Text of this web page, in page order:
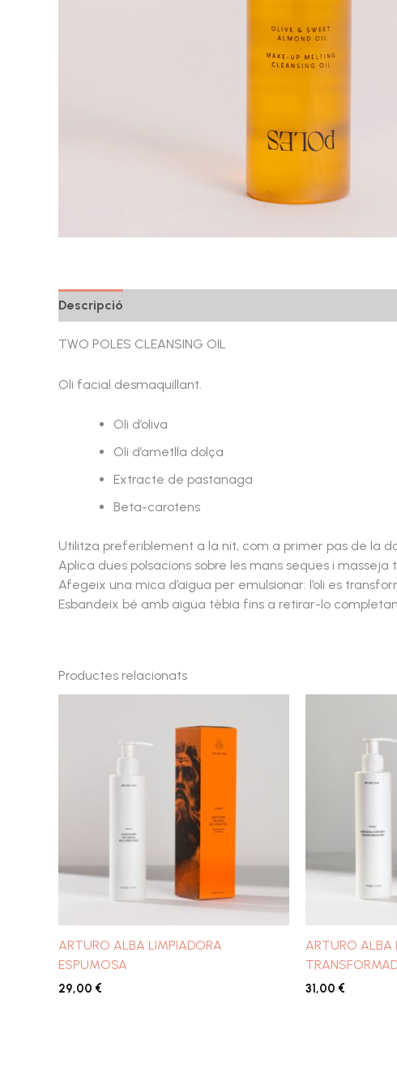
Descripció
TWO POLES CLEANSING OIL
Oli facial desmaquillant.
Oli d’oliva
Oli d’ametlla dolça
Extracte de pastanaga
Beta-carotens
Utilitza preferiblement a la nit, com a primer pas de la
Aplica dues polsacions sobre les mans seques i
Afegeix una mica d’aigua per emulsionar: l’oli es
Esbandeix bé amb aigua tèbia fins a retirar-lo
Productes relacionats
ARTURO ALBA LIMPIADORA
ESPUMOSA
29,00 €
ARTURO ALBA
31,00 €